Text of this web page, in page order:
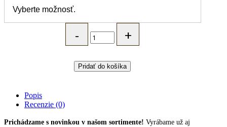
vodeodolný
obojok
psa
HEXA
Pridať do košíka
Popis
Recenzie (0)
Prichádzame s novinkou v našom sortimente! Vyrábame už aj